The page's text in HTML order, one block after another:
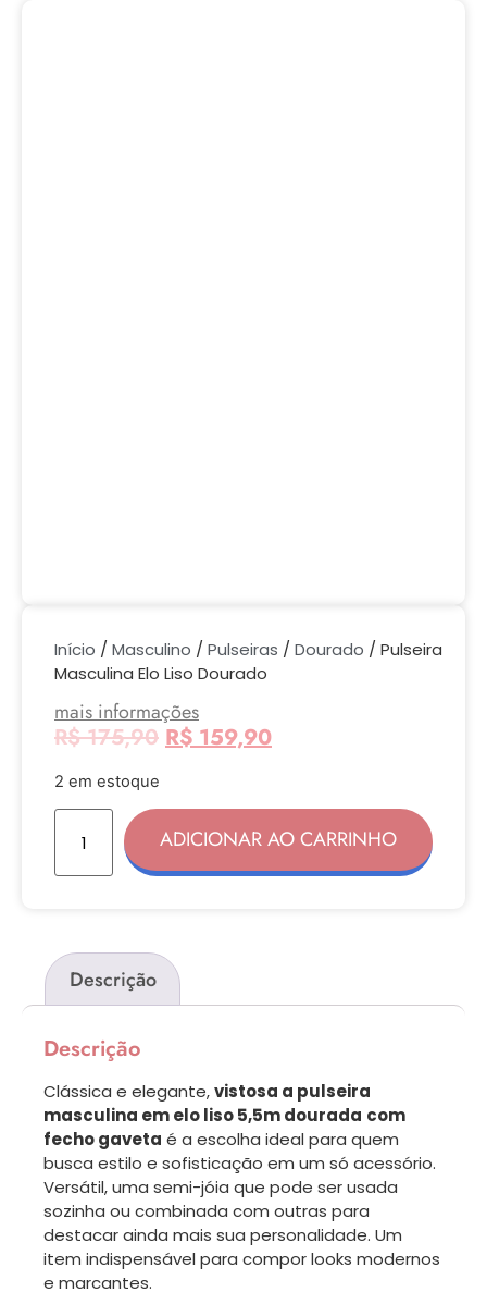
Início /Masculino /Pulseiras /Dourado / Pulseira
Masculina Elo Liso Dourado
mais informações
R$175,90 R$ 159,90
2 em estoque
ADICIONAR AO CARRINHO
Descrição
Descrição
Clássica e elegante,vistosa a pulseira
masculina em elo liso 5,5m dourada com
fecho gaveta é a escolha ideal para quem
busca estilo e sofisticação em um só acessório.
Versátil, uma semi-jóia que pode ser usada
sozinha ou combinada com outras para
destacar ainda mais sua personalidade. Um
item indispensável para compor looks modernos
e marcantes.